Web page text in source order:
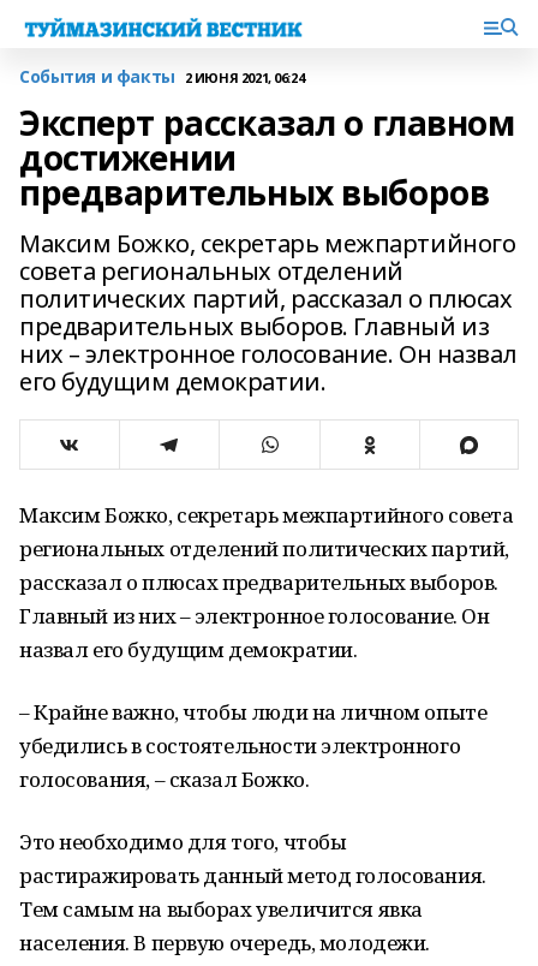
События и факты 2 ИЮНЯ 2021, 06:24
Эксперт рассказал о главном
достижении
предварительных выборов
Максим Божко, секретарь межпартийного
совета региональных отделений
политических партий, рассказал о плюсах
предварительных выборов. Главный из
них – электронное голосование. Он назвал
его будущим демократии.
Максим Божко, секретарь межпартийного совета
региональных отделений политических партий,
рассказал о плюсах предварительных выборов.
Главный из них – электронное голосование. Он
назвал его будущим демократии.
– Крайне важно, чтобы люди на личном опыте
убедились в состоятельности электронного
голосования, – сказал Божко.
Это необходимо для того, чтобы
растиражировать данный метод голосования.
Тем самым на выборах увеличится явка
населения. В первую очередь, молодежи.